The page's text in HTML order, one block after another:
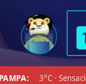
leve · Viento 14